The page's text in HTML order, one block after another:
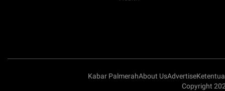
Kabar PalmerahAbout UsAdvertise
Copyright